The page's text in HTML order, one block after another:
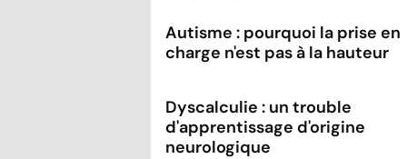
Autisme : pourquoi la prise en
charge n'est pas à la hauteur
Dyscalculie : un trouble
d'apprentissage d'origine
neurologique